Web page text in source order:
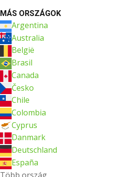
MÁS ORSZÁGOK
Argentina
Australia
België
Brasil
Canada
Česko
Chile
Colombia
Cyprus
Danmark
Deutschland
España